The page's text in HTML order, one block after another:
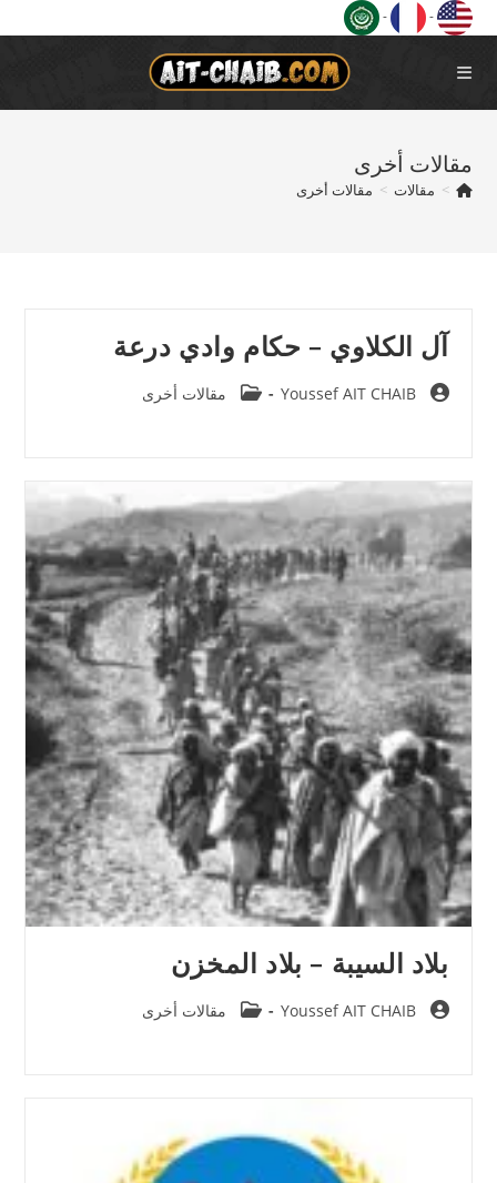
Skip
to
content
-
-
مقالات أخرى
> مقالات > مقالات أخرى
آل الكلاوي – حكام وادي درعة
Post
Youssef AIT CHAIB
Post
مقالات أخرى
بلاد السيبة – بلاد المخزن
Post
Youssef AIT CHAIB
Post
مقالات أخرى